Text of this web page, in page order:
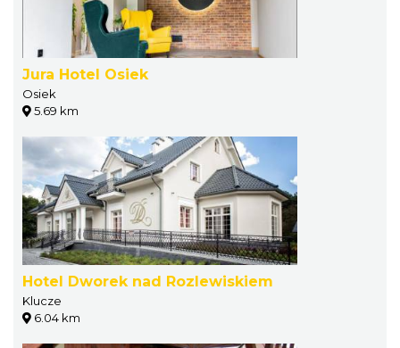
Jura Hotel Osiek
Osiek
5.69 km
Hotel Dworek nad Rozlewiskiem
Klucze
6.04 km